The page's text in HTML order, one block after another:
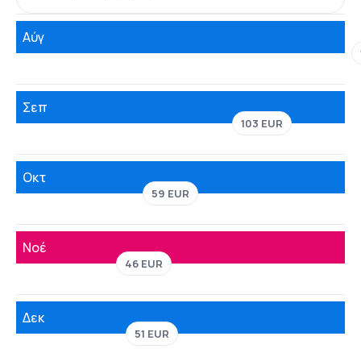
Αύγ
Σεπ
103 EUR
Οκτ
59 EUR
Νοέ
46 EUR
Δεκ
51 EUR